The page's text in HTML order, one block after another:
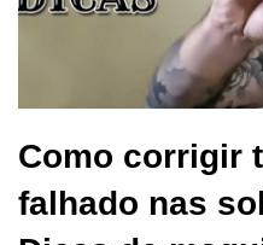
Como corrigir
falhado nas